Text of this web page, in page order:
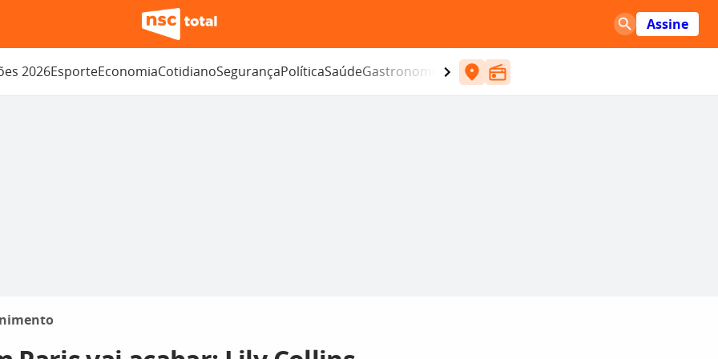
Assine
2026EsporteEconomiaCotidianoSegurançaPolíticaSaúdeGastronomia Entretenimento